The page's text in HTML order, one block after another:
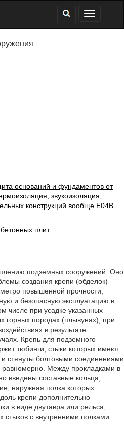
оснований и фундаментов от
звукоизоляция;
конструкций вообще E04B
плит
подземных сооружений. Оно
создания крепи (обделок)
повышенной прочности,
и безопасную эксплуатацию в
числе при усадке указанных
горных породах (плывунах), при
в результате
Крепь для подземного
тюбинги, стыки которых имеют
стянуты болтовыми соединениями
равномерно. Между прокладками в
введены составные кольца,
наружная полка которых
крепи дополнительно
в виде двутавра или рельса,
стыков с внутренними полками